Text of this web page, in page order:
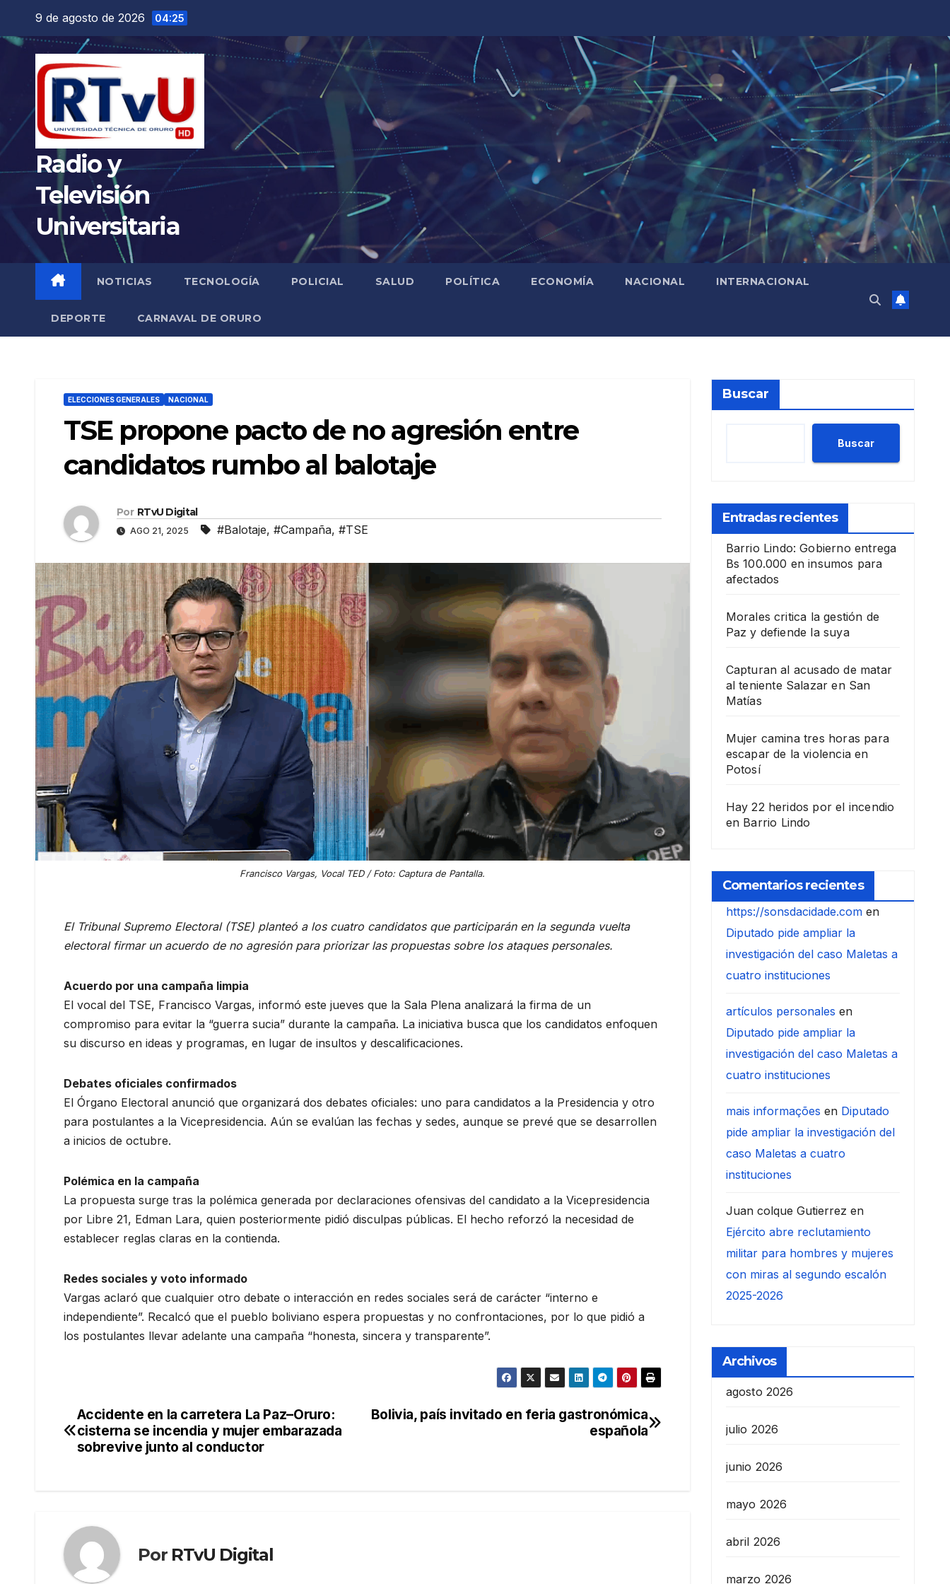
contenido
9 de agosto de 2026 04:25
Radio y
Televisión
Universitaria
NOTICIAS TECNOLOGÍA POLICIAL SALUD POLÍTICA ECONOMÍA NACIONAL INTERNACIONAL
DEPORTE CARNAVAL DE ORURO
ELECCIONES GENERALES NACIONAL
TSE propone pacto de no agresión entre
candidatos rumbo al balotaje
Por RTvU Digital
AGO 21, 2025 #Balotaje, #Campaña, #TSE
Francisco Vargas, Vocal TED / Foto: Captura de Pantalla.
El Tribunal Supremo Electoral (TSE) planteó a los cuatro candidatos que participarán en la segunda vuelta
electoral firmar un acuerdo de no agresión para priorizar las propuestas sobre los ataques personales.
Acuerdo por una campaña limpia
El vocal del TSE, Francisco Vargas, informó este jueves que la Sala Plena analizará la firma de un
compromiso para evitar la “guerra sucia” durante la campaña. La iniciativa busca que los candidatos enfoquen
su discurso en ideas y programas, en lugar de insultos y descalificaciones.
Debates oficiales confirmados
El Órgano Electoral anunció que organizará dos debates oficiales: uno para candidatos a la Presidencia y otro
para postulantes a la Vicepresidencia. Aún se evalúan las fechas y sedes, aunque se prevé que se desarrollen
a inicios de octubre.
Polémica en la campaña
La propuesta surge tras la polémica generada por declaraciones ofensivas del candidato a la Vicepresidencia
por Libre 21, Edman Lara, quien posteriormente pidió disculpas públicas. El hecho reforzó la necesidad de
establecer reglas claras en la contienda.
Redes sociales y voto informado
Vargas aclaró que cualquier otro debate o interacción en redes sociales será de carácter “interno e
independiente”. Recalcó que el pueblo boliviano espera propuestas y no confrontaciones, por lo que pidió a
los postulantes llevar adelante una campaña “honesta, sincera y transparente”.
Navegación
de
Bolivia, país invitado en feria gastronómica
española
Accidente en la carretera La Paz–Oruro:
cisterna se incendia y mujer embarazada
sobrevive junto al conductor
Por RTvU Digital
Buscar
Buscar
Entradas recientes
Barrio Lindo: Gobierno entrega
Bs 100.000 en insumos para
afectados
Morales critica la gestión de
Paz y defiende la suya
Capturan al acusado de matar
al teniente Salazar en San
Matías
Mujer camina tres horas para
escapar de la violencia en
Potosí
Hay 22 heridos por el incendio
en Barrio Lindo
Comentarios recientes
https://sonsdacidade.comen
Diputado pide ampliar la
investigación del caso Maletas a
cuatro instituciones
artículos personales en
Diputado pide ampliar la
investigación del caso Maletas a
cuatro instituciones
mais informações en Diputado
pide ampliar la investigación del
caso Maletas a cuatro
instituciones
Juan colque Gutierrez en
Ejército abre reclutamiento
militar para hombres y mujeres
con miras al segundo escalón
2025-2026
Archivos
agosto 2026
julio 2026
junio 2026
mayo 2026
abril 2026
marzo 2026